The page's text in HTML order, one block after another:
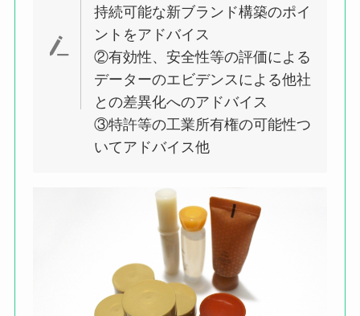
持続可能な新ブランド構築のポイ
ントをアドバイス
②有効性、安全性等の評価による
データーのエビデンスによる他社
との差異化へのアドバイス
③特許等の工業所有権の可能性つ
いてアドバイス他